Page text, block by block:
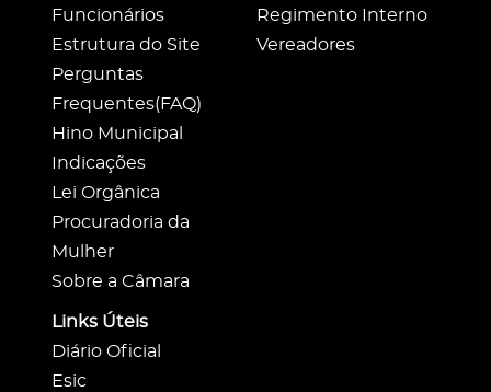
Funcionários
Estrutura do Site
Perguntas
Frequentes(FAQ)
Hino Municipal
Indicações
Lei Orgânica
Procuradoria da
Mulher
Sobre a Câmara
Regimento Interno
Vereadores
Links Úteis
Diário Oficial
Esic